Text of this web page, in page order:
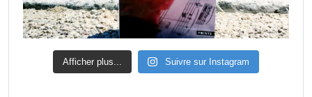
Afficher plus... Suivre sur Instagram